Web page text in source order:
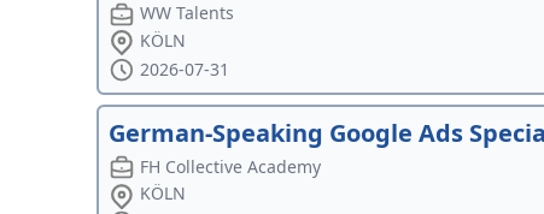
WW Talents
KÖLN
2026-07-31
German-Speaking Google Ads
FH Collective Academy
KÖLN